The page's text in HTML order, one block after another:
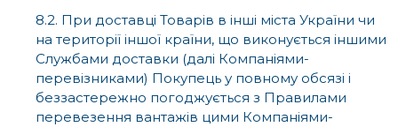
8.2. При доставці Товарів в інші міста України чи
на території іншої країни, що виконується іншими
Службами доставки (далі Компаніями-
перевізниками) Покупець у повному обсязі і
беззастережно погоджується з Правилами
перевезення вантажів цими Компаніями-